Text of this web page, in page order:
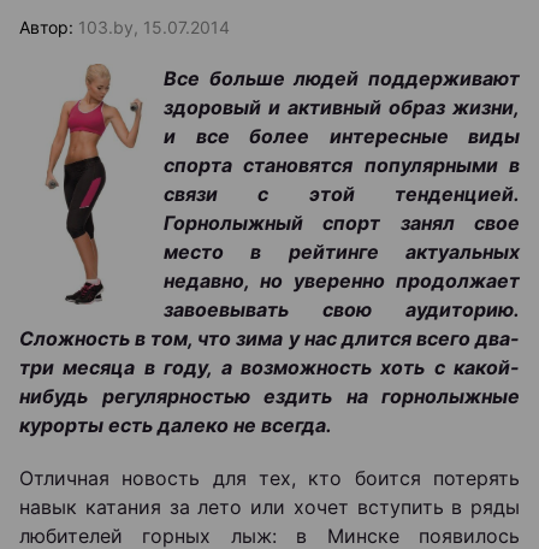
Автор: 103.by, 15.07.2014
Все больше людей поддерживают
здоровый и активный образ жизни,
и все более интересные виды
спорта становятся популярными в
связи с этой тенденцией.
Горнолыжный спорт занял свое
место в рейтинге актуальных
недавно, но уверенно продолжает
завоевывать свою аудиторию.
Сложность в том, что зима у нас длится всего два-
три месяца в году, а возможность хоть с какой-
нибудь регулярностью ездить на горнолыжные
курорты есть далеко не всегда.
Отличная новость для тех, кто боится потерять
навык катания за лето или хочет вступить в ряды
любителей горных лыж: в Минске появилось